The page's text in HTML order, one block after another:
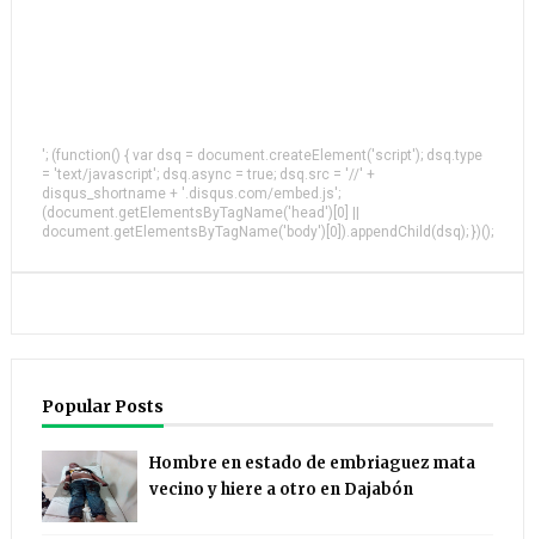
'; (function() { var dsq = document.createElement('script'); dsq.type
= 'text/javascript'; dsq.async = true; dsq.src = '//' +
disqus_shortname + '.disqus.com/embed.js';
(document.getElementsByTagName('head')[0] ||
document.getElementsByTagName('body')[0]).appendChild(dsq); })();
Popular Posts
Hombre en estado de embriaguez mata
vecino y hiere a otro en Dajabón